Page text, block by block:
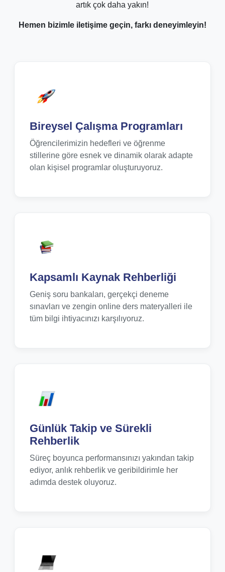
artık çok daha yakın!
Hemen bizimle iletişime geçin, farkı deneyimleyin!
Bireysel Çalışma Programları
Öğrencilerimizin hedefleri ve öğrenme
stillerine göre esnek ve dinamik olarak adapte
olan kişisel programlar oluşturuyoruz.
Kapsamlı Kaynak Rehberliği
Geniş soru bankaları, gerçekçi deneme
sınavları ve zengin online ders materyalleri ile
tüm bilgi ihtiyacınızı karşılıyoruz.
Günlük Takip ve Sürekli
Rehberlik
Süreç boyunca performansınızı yakından takip
ediyor, anlık rehberlik ve geribildirimle her
adımda destek oluyoruz.